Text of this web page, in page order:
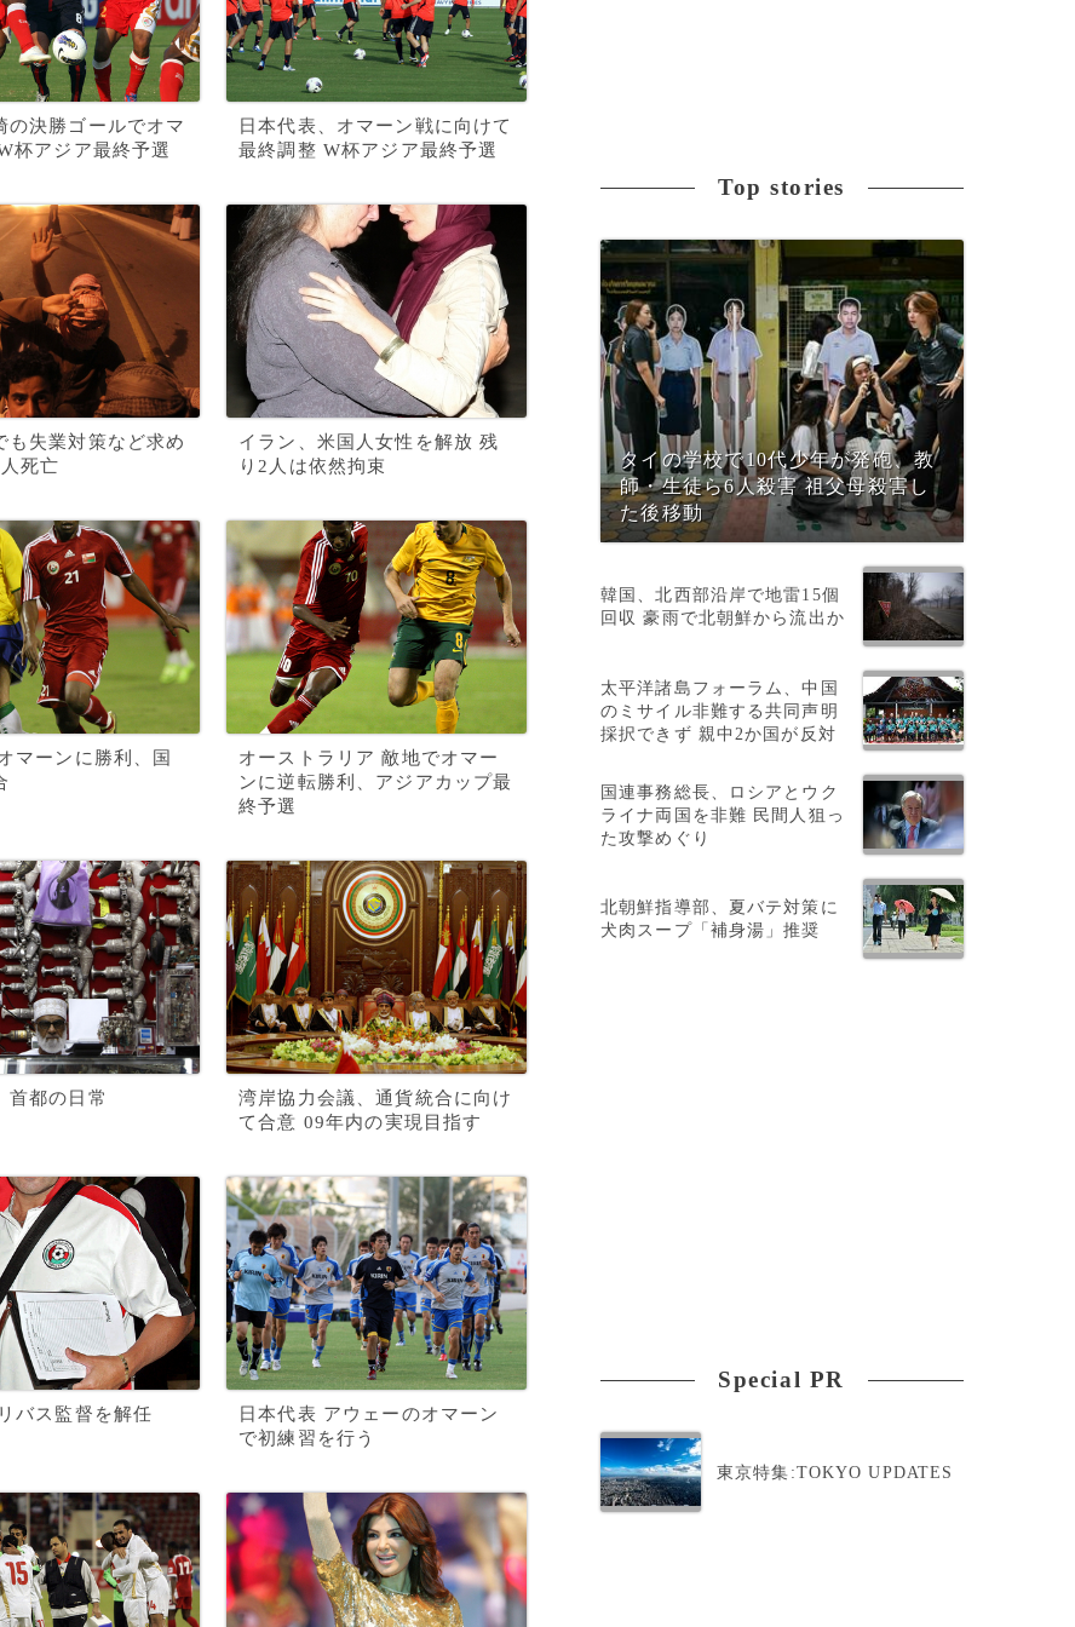
の決勝ゴールでオマ
杯アジア最終予選
日本代表、オマーン戦に向けて
最終調整 W杯アジア最終予選
も失業対策など求め
死亡
イラン、米国人女性を解放 残
り2人は依然拘束
マーンに勝利、国
オーストラリア 敵地でオマー
ンに逆転勝利、アジアカップ最
終予選
首都の日常
湾岸協力会議、通貨統合に向け
て合意 09年内の実現目指す
バス監督を解任
日本代表 アウェーのオマーン
で初練習を行う
Top stories
タイの学校で10代少年が発砲、教
師・生徒ら6人殺害 祖父母殺害し
た後移動
韓国、北西部沿岸で地雷15個
回収 豪雨で北朝鮮から流出か
太平洋諸島フォーラム、中国
のミサイル非難する共同声明
採択できず 親中2か国が反対
国連事務総長、ロシアとウク
ライナ両国を非難 民間人狙っ
た攻撃めぐり
北朝鮮指導部、夏バテ対策に
犬肉スープ「補身湯」推奨
Special PR
東京特集:TOKYO UPDATES